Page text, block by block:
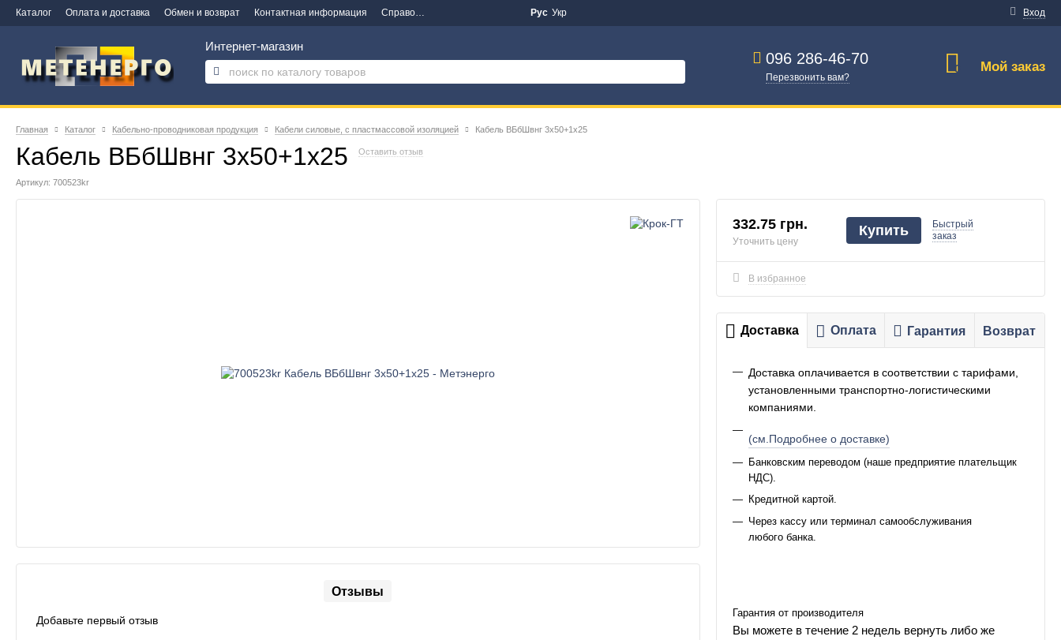
Каталог Оплата и доставка Обмен и возврат Контактная информация Справочная информация Новости Вход
Рус Укр
Интернет-магазин
096 286-46-70
Перезвонить вам?
0 Мой заказ
Главная Каталог Кабельно-проводниковая продукция Кабели силовые, с пластмассовой изоляцией Кабель ВБбШвнг 3х50+1х25
Кабель ВБбШвнг 3х50+1х25 Оставить отзыв
Артикул: 700523kr
Отзывы
Добавьте первый отзыв
332.75 грн.
Уточнить цену
Купить
Быстрый
заказ
В избранное
Доставка Оплата Гарантия Возврат
Доставка оплачивается в соответствии с тарифами,
установленными транспортно-логистическими
компаниями.
(см.Подробнее о доставке)
Банковским переводом (наше предприятие плательщик
НДС).
Кредитной картой.
Через кассу или терминал самообслуживания
любого банка.
Гарантия от производителя
Вы можете в течение 2 недель вернуть либо же